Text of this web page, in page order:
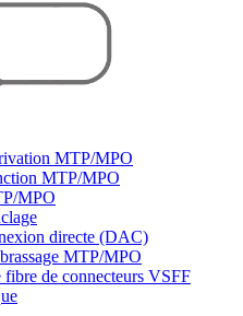
MTP/MPO
MTP/MPO
MPO
directe (DAC)
MTP/MPO
fibre de connecteurs VSFF